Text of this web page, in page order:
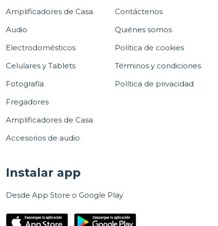
Amplificadores de Casa
Audio
Electrodomésticos
Celulares y Tablets
Fotografía
Fregadores
Amplificadores de Casa
Accesorios de audio
Contáctenos
Quiénes somos
Política de cookies
Términos y condiciones
Política de privacidad
Instalar app
Desde App Store o Google Play